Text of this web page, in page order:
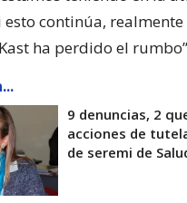
continúa,
ha perdido el
9 denuncias, 2
acciones de
de seremi de